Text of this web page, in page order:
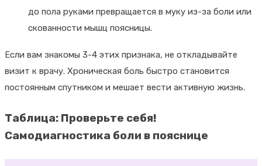
до пола руками превращается в муку из-за боли или
скованности мышц поясницы.
Если вам знакомы 3-4 этих признака, не откладывайте
визит к врачу. Хроническая боль быстро становится
постоянным спутником и мешает вести активную жизнь.
Таблица: Проверьте себя!
Самодиагностика боли в пояснице